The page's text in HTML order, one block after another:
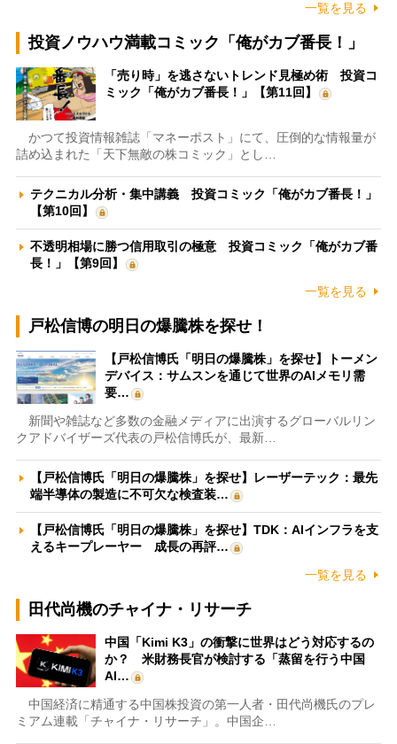
一覧を見る
投資ノウハウ満載コミック「俺がカブ番長！」
「売り時」を逃さないトレンド見極め術 投資コ
ミック「俺がカブ番長！」【第11回】
かつて投資情報雑誌「マネーポスト」にて、圧倒的な情報量が
詰め込まれた「天下無敵の株コミック」とし…
テクニカル分析・集中講義 投資コミック「俺がカブ番長！」
【第10回】
不透明相場に勝つ信用取引の極意 投資コミック「俺がカブ番
長！」【第9回】
一覧を見る
戸松信博の明日の爆騰株を探せ！
【戸松信博氏「明日の爆騰株」を探せ】トーメン
デバイス：サムスンを通じて世界のAIメモリ需
要…
新聞や雑誌など多数の金融メディアに出演するグローバルリン
クアドバイザーズ代表の戸松信博氏が、最新…
【戸松信博氏「明日の爆騰株」を探せ】レーザーテック：最先
端半導体の製造に不可欠な検査装…
【戸松信博氏「明日の爆騰株」を探せ】TDK：AIインフラを支
えるキープレーヤー 成長の再評…
一覧を見る
田代尚機のチャイナ・リサーチ
中国「Kimi K3」の衝撃に世界はどう対応するの
か？ 米財務長官が検討する「蒸留を行う中国
AI…
中国経済に精通する中国株投資の第一人者・田代尚機氏のプレ
ミアム連載「チャイナ・リサーチ」。中国企…